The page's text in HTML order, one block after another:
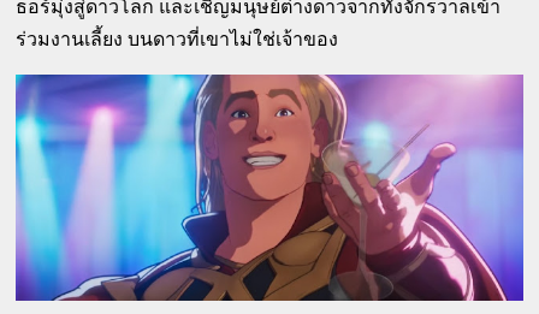
ธอร์มุ่งสู่ดาวโลก และเชิญมนุษย์ต่างดาวจากทั้งจักรวาลเข้า
ร่วมงานเลี้ยง บนดาวที่เขาไม่ใช่เจ้าของ